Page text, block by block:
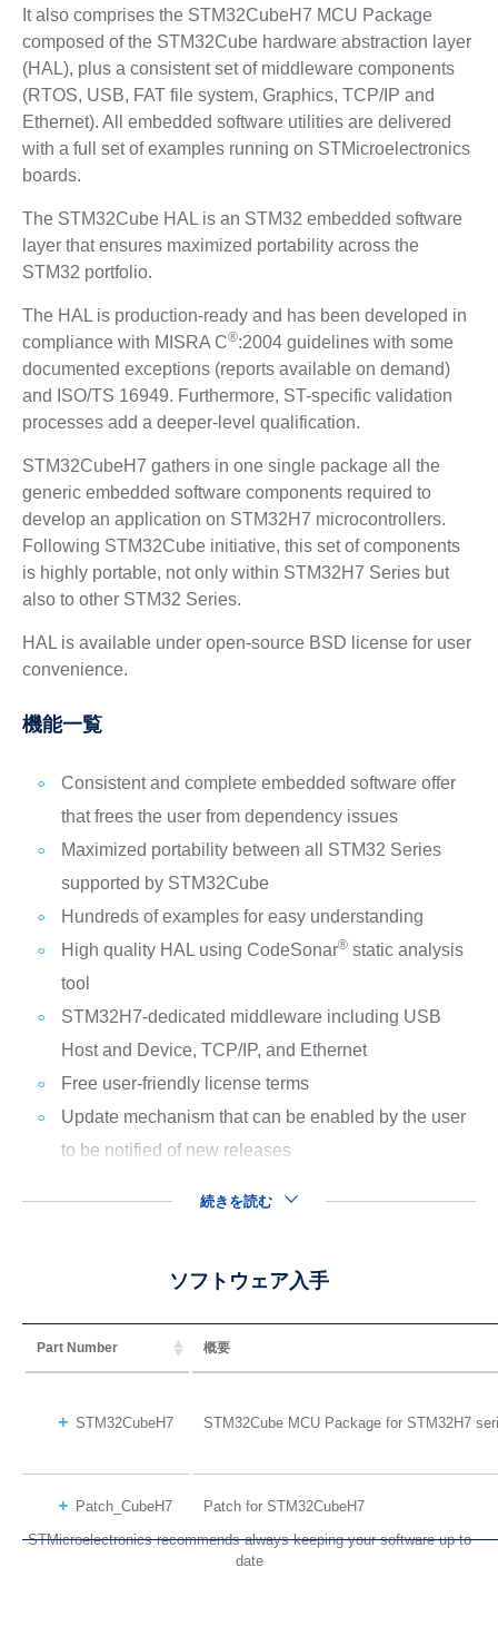
It also comprises the STM32CubeH7 MCU Package
composed of the STM32Cube hardware abstraction layer
(HAL), plus a consistent set of middleware components
(RTOS, USB, FAT file system, Graphics, TCP/IP and
Ethernet). All embedded software utilities are delivered
with a full set of examples running on STMicroelectronics
boards.
The STM32Cube HAL is an STM32 embedded software
layer that ensures maximized portability across the
STM32 portfolio.
The HAL is production-ready and has been developed in
compliance with MISRA C®:2004 guidelines with some
documented exceptions (reports available on demand)
and ISO/TS 16949. Furthermore, ST-specific validation
processes add a deeper-level qualification.
STM32CubeH7 gathers in one single package all the
generic embedded software components required to
develop an application on STM32H7 microcontrollers.
Following STM32Cube initiative, this set of components
is highly portable, not only within STM32H7 Series but
also to other STM32 Series.
HAL is available under open-source BSD license for user
convenience.
機能一覧
Consistent and complete embedded software offer
that frees the user from dependency issues
Maximized portability between all STM32 Series
supported by STM32Cube
Hundreds of examples for easy understanding
High quality HAL using CodeSonar®static analysis
tool
STM32H7-dedicated middleware including USB
Host and Device, TCP/IP, and Ethernet
Free user-friendly license terms
Update mechanism that can be enabled by the user
to be notified of new releases
続きを読む
ソフトウェア入手
Part Number 概要
STM32CubeH7 STM32Cube MCU Package for STM32H7
Patch_CubeH7
Patch for STM32CubeH7
STMicroelectronics recommends always keeping your software up to
date